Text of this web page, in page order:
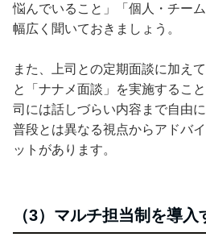
悩んでいること」「個人・チー
幅広く聞いておきましょう。
また、上司との定期面談に加え
と「ナナメ面談」を実施するこ
司には話しづらい内容まで自由
普段とは異なる視点からアドバ
ットがあります。
（3）マルチ担当制を導入